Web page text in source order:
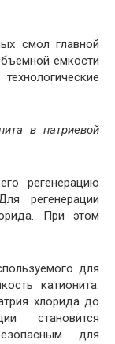
смол главной
емкости
в натриевой
регенерацию
регенерации
При этом
для
катионита.
хлорида до
становится
для